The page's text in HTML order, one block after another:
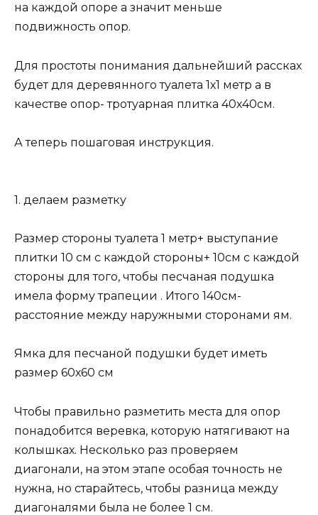
на каждой опоре а значит меньше
подвижность опор.
Для простоты понимания дальнейший рассках
будет для деревянного туалета 1х1 метр а в
качестве опор- тротуарная плитка 40х40см.
А теперь пошаговая инструкция.
1. делаем разметку
Размер стороны туалета 1 метр+ выступание
плитки 10 см с каждой стороны+ 10см с каждой
стороны для того, чтобы песчаная подушка
имела форму трапеции . Итого 140см-
расстояние между наружными сторонами ям.
Ямка для песчаной подушки будет иметь
размер 60х60 см
Чтобы правильно разметить места для опор
понадобится веревка, которую натягивают на
колышках. Несколько раз проверяем
диагонали, на этом этапе особая точность не
нужна, но старайтесь, чтобы разница между
диагоналями была не более 1 см.